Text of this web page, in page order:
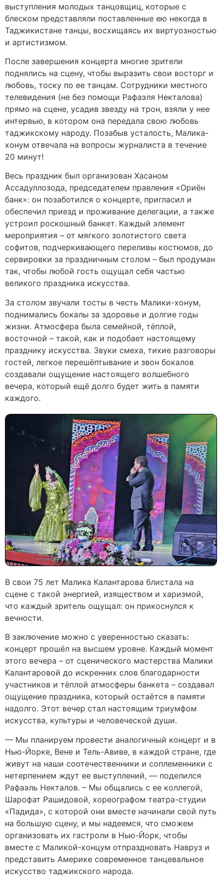
выступления молодых танцовщиц, которые с
блеском представляли поставленные ею некогда в
Таджикистане танцы, восхищаясь их виртуозностью
и артистизмом.
После завершения концерта многие зрители
поднялись на сцену, чтобы выразить свои восторг и
любовь, тоску по ее танцам. Сотрудники местного
телевидения (не без помощи Рафаэля Некталова)
прямо на сцене, усадив звезду на трон, взяли у нее
интервью, в котором она передала свою любовь
таджикскому народу. Позабыв усталость, Малика-
хонум отвечала на вопросы журналиста в течение
20 минут!
Весь праздник был организован Хасаном
Ассадуллозода, председателем правления «Ориён
банк»: он позаботился о концерте, пригласил и
обеспечил приезд и проживание делегации, а также
устроил роскошный банкет. Каждый элемент
мероприятия – от мягкого золотистого света
софитов, подчеркивающего переливы костюмов, до
сервировки за праздничным столом – был продуман
так, чтобы любой гость ощущал себя частью
великого праздника искусства.
За столом звучали тосты в честь Малики-хонум,
поднимались бокалы за здоровье и долгие годы
жизни. Атмосфера была семейной, тёплой,
восточной – такой, как и подобает настоящему
празднику искусства. Звуки смеха, тихие разговоры
гостей, легкое перешёптывание и звон бокалов
создавали ощущение настоящего волшебного
вечера, который ещё долго будет жить в памяти
каждого.
В свои 75 лет Малика Калантарова блистала на
сцене с такой энергией, изяществом и харизмой,
что каждый зритель ощущал: он прикоснулся к
вечности.
В заключение можно с уверенностью сказать:
концерт прошёл на высшем уровне. Каждый момент
этого вечера – от сценического мастерства Малики
Калантаровой до искренних слов благодарности
участников и тёплой атмосферы банкета – создавал
ощущение праздника, который остаётся в памяти
надолго. Этот вечер стал настоящим триумфом
искусства, культуры и человеческой души.
— Мы планируем провести аналогичный концерт и в
Нью-Йорке, Вене и Тель-Авиве, в каждой стране, где
живут на наши соотечественники и соплеменники с
нетерпением ждут ее выступлений, — поделился
Рафаэль Некталов. – Мы общались с ее коллегой,
Шарофат Рашидовой, хореографом театра-студии
«Падида», с которой они вместе начинали свой путь
на большую сцену, и мы надеемся, что сможем
организовать их гастроли в Нью-Йорк, чтобы
вместе с Маликой-хонцум отпраздновать Навруз и
представить Америке современное танцевальное
искусство таджикского народа.